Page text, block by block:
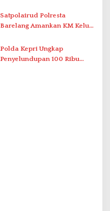
Satpolairud Polresta
Barelang Amankan KM Kelud
Polda Kepri Ungkap
Penyelundupan 100 Ribu